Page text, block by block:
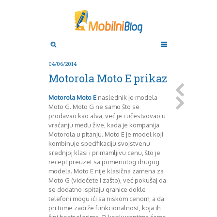
Android
BlackBerry
Igrice
iOS
Lenovo
LG
Motorola
Nokia
Prikaz modela
Samsung
Novembar 2011
Februar 2012
Juni 2012
Juli 2012
August 2012
Septembar 2012
Oktobar 2012
Novembar 2012
Januar 2013
Februar 2013
04/06/2014
Motorola Moto E prikaz
Motorola Moto E naslednik je modela
Moto G. Moto G ne samo što se
prodavao kao alva, već je i učestvovao u
vraćanju među žive, kada je kompanija
Motorola u pitanju. Moto E je model koji
kombinuje specifikaciju svojstvenu
srednjoj klasi i primamljivu cenu, što je
recept preuzet sa pomenutog drugog
modela. Moto E nije klasična zamena za
Moto G (videćete i zašto), već pokušaj da
se dodatno ispitaju granice dokle
telefoni mogu ići sa niskom cenom, a da
pri tome zadrže funkcionalnost, koja ih